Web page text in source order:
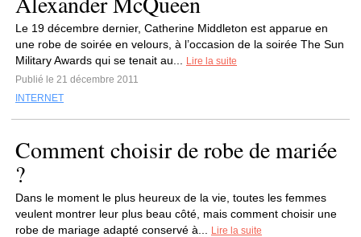
Le 19 décembre dernier, Catherine Middleton est apparue en
une robe de soirée en velours, à l’occasion de la soirée The Sun
Military Awards qui se tenait au...
Lire la suite
Publié le 21 décembre 2011
INTERNET
Comment choisir de robe de mariée
?
Dans le moment le plus heureux de la vie, toutes les femmes
veulent montrer leur plus beau côté, mais comment choisir une
robe de mariage adapté conservé à...
Lire la suite